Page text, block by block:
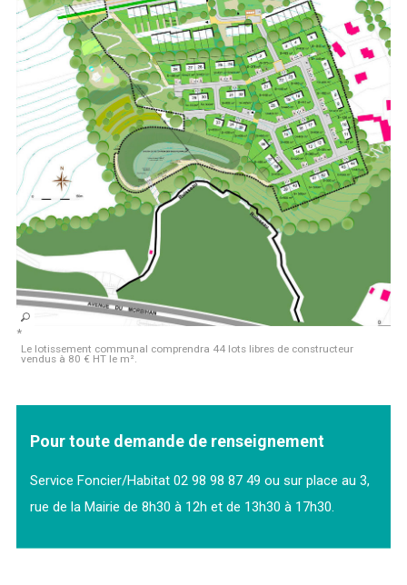
Le lotissement communal comprendra 44 lots libres de constructeur
vendus à 80 € HT le m².
Pour toute demande de renseignement
Service Foncier/Habitat 02 98 98 87 49 ou sur place au 3,
rue de la Mairie de 8h30 à 12h et de 13h30 à 17h30.